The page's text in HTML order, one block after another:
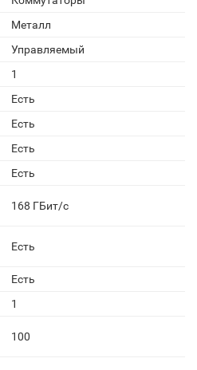
Металл
Управляемый
1
Есть
Есть
Есть
Есть
168 ГБит/с
Есть
Есть
1
100